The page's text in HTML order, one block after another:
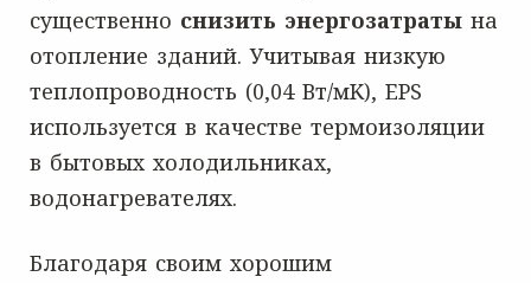
существенно снизить энергозатраты на
отопление зданий. Учитывая низкую
теплопроводность (0,04 Вт/мK), EPS
используется в качестве термоизоляции
в бытовых холодильниках,
водонагревателях.
Благодаря своим хорошим